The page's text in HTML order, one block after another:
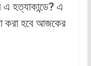
হত্যাকান্ডে? এ
করা হবে আজকের